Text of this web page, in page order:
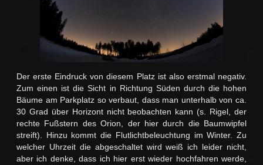
Der erste Eindruck von diesem Platz ist also erstmal negativ.
Zum einen ist die Sicht in Richtung Süden durch die hohen
Bäume am Parkplatz so verbaut, dass man unterhalb von ca.
30 Grad über Horizont nicht beobachten kann (s. Rigel, der
rechte Fußstern des Orion, der hier durch die Baumwipfel
streift). Hinzu kommt die Flutlichtbeleuchtung im Winter. Zu
welcher Uhrzeit die abgeschaltet wird weiß ich leider nicht,
aber ich denke, dass ich hier erst wieder hochfahren werde,